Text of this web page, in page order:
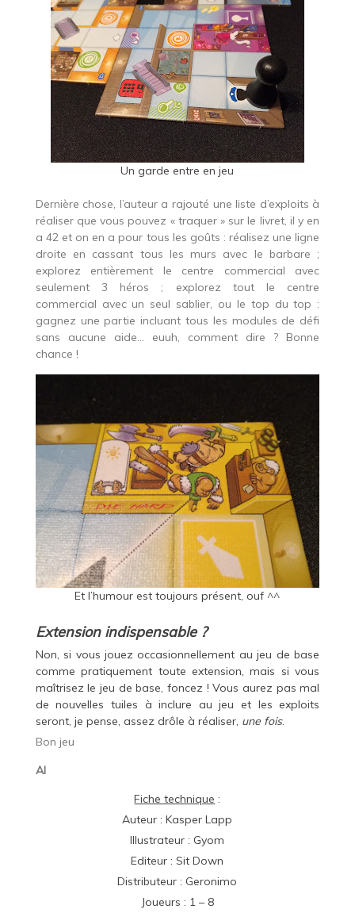
Un garde entre en jeu
Dernière chose, l’auteur a rajouté une liste d’exploits à
réaliser que vous pouvez « traquer » sur le livret, il y en
a 42 et on en a pour tous les goûts : réalisez une ligne
droite en cassant tous les murs avec le barbare ;
explorez entièrement le centre commercial avec
seulement 3 héros ; explorez tout le centre
commercial avec un seul sablier, ou le top du top :
gagnez une partie incluant tous les modules de défi
sans aucune aide… euuh, comment dire ? Bonne
chance !
Et l’humour est toujours présent, ouf ^^
Extension indispensable ?
Non, si vous jouez occasionnellement au jeu de base
comme pratiquement toute extension, mais si vous
maîtrisez le jeu de base, foncez ! Vous aurez pas mal
de nouvelles tuiles à inclure au jeu et les exploits
seront, je pense, assez drôle à réaliser, une fois.
Bon jeu
Al
Fiche technique :
Auteur : Kasper Lapp
Illustrateur : Gyom
Editeur :Sit Down
Distributeur : Geronimo
Joueurs : 1 – 8